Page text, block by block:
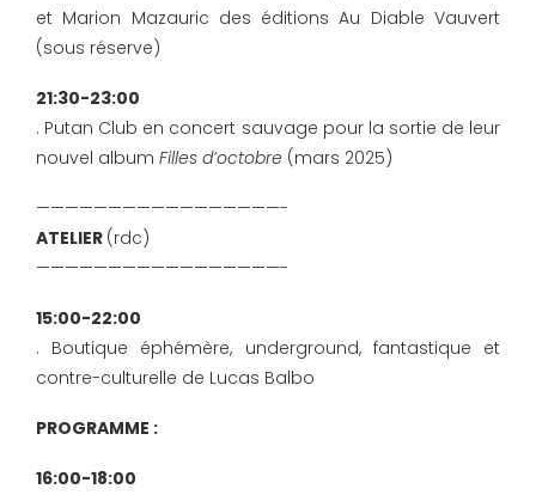
et Marion Mazauric des éditions Au Diable Vauvert
(sous réserve)
21:30-23:00
. Putan Club en concert sauvage pour la sortie de leur
nouvel album Filles d’octobre (mars 2025)
—————————————————-
ATELIER (rdc)
—————————————————-
15:00-22:00
. Boutique éphémère, underground, fantastique et
contre-culturelle de Lucas Balbo
PROGRAMME :
16:00-18:00